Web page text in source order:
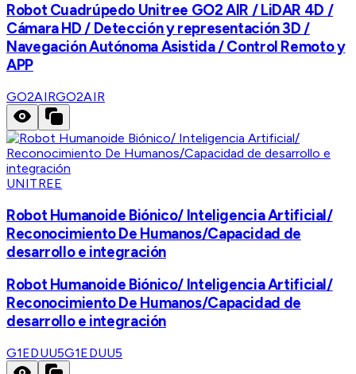
Robot Cuadrúpedo Unitree GO2 AIR / LiDAR 4D /
Cámara HD / Detección y representación 3D /
Navegación Autónoma Asistida / Control Remoto y
APP
GO2AIRGO2AIR
UNITREE
Robot Humanoide Biónico/ Inteligencia Artificial/
Reconocimiento De Humanos/Capacidad de
desarrollo e integración
Robot Humanoide Biónico/ Inteligencia Artificial/
Reconocimiento De Humanos/Capacidad de
desarrollo e integración
G1EDUU5G1EDUU5